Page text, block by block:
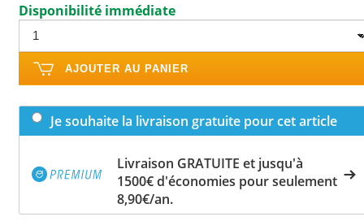
Disponibilité immédiate
AJOUTER AU PANIER
Je souhaite la livraison gratuite pour cet article
Livraison GRATUITE et jusqu'à
1500€ d'économies pour seulement
8,90€/an.